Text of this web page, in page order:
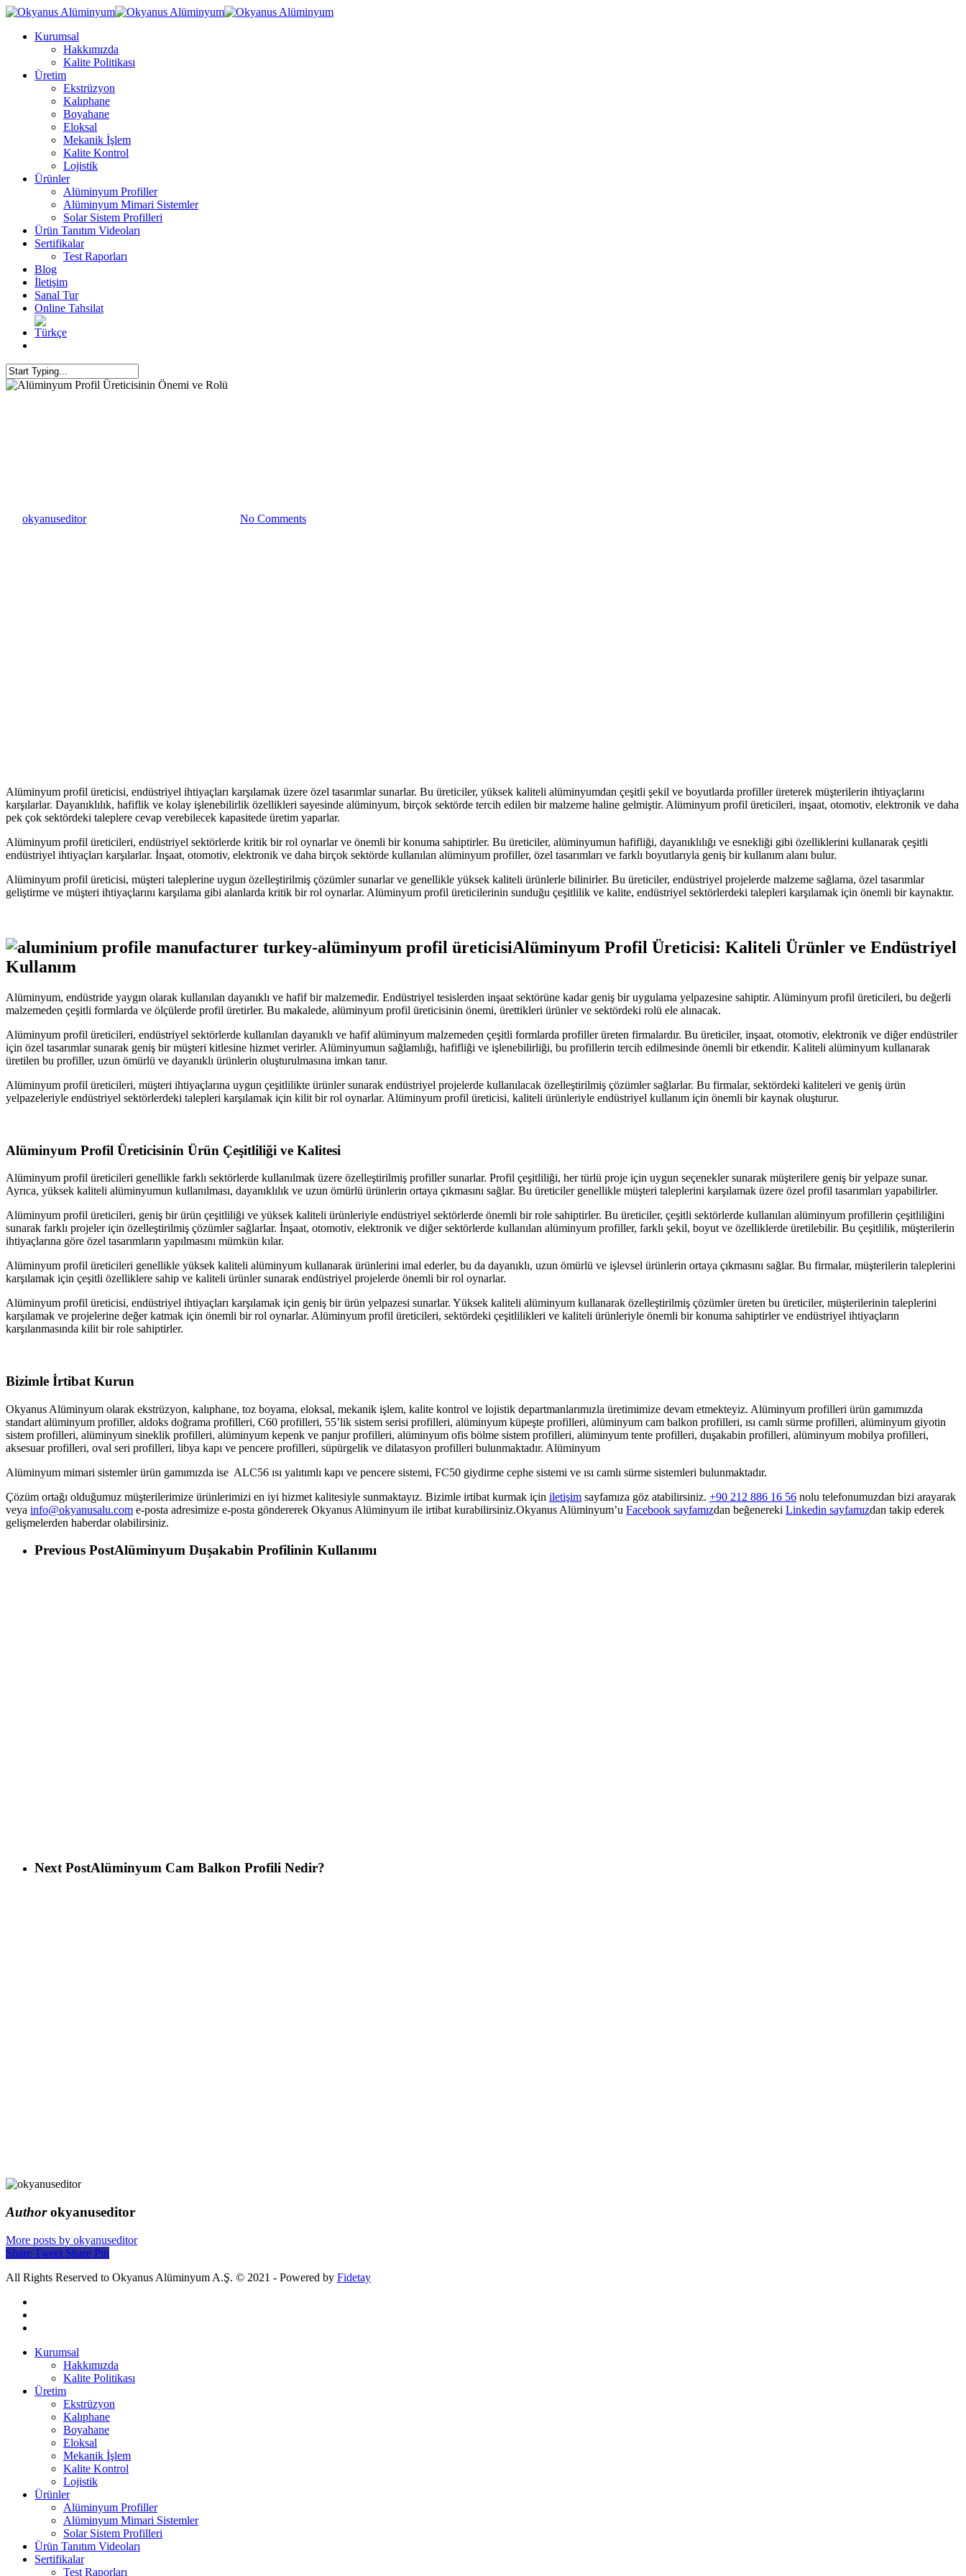
Kurumsal
Hakkımızda
Kalite Politikası
Üretim
Ekstrüzyon
Kalıphane
Boyahane
Eloksal
Mekanik İşlem
Kalite Kontrol
Lojistik
Ürünler
Alüminyum Profiller
Alüminyum Mimari Sistemler
Solar Sistem Profilleri
Ürün Tanıtım Videoları
Sertifikalar
Test Raporları
Blog
İletişim
Sanal Tur
Online Tahsilat
okyanuseditor4 Aralık 2023 No Comments
Alüminyum profil üreticisi, endüstriyel ihtiyaçları karşılamak üzere özel tasarımlar sunarlar. Bu üreticiler, yüksek kaliteli alüminyumdan çeşitli şekil ve boyutlarda profiller üreterek müşterilerin ihtiyaçlarını
karşılarlar. Dayanıklılık, hafiflik ve kolay işlenebilirlik özellikleri sayesinde alüminyum, birçok sektörde tercih edilen bir malzeme haline gelmiştir. Alüminyum profil üreticileri, inşaat, otomotiv, elektronik ve daha
pek çok sektördeki taleplere cevap verebilecek kapasitede üretim yaparlar.
Alüminyum profil üreticileri, endüstriyel sektörlerde kritik bir rol oynarlar ve önemli bir konuma sahiptirler. Bu üreticiler, alüminyumun hafifliği, dayanıklılığı ve esnekliği gibi özelliklerini kullanarak çeşitli
endüstriyel ihtiyaçları karşılarlar. İnşaat, otomotiv, elektronik ve daha birçok sektörde kullanılan alüminyum profiller, özel tasarımları ve farklı boyutlarıyla geniş bir kullanım alanı bulur.
Alüminyum profil üreticisi, müşteri taleplerine uygun özelleştirilmiş çözümler sunarlar ve genellikle yüksek kaliteli ürünlerle bilinirler. Bu üreticiler, endüstriyel projelerde malzeme sağlama, özel tasarımlar
geliştirme ve müşteri ihtiyaçlarını karşılama gibi alanlarda kritik bir rol oynarlar. Alüminyum profil üreticilerinin sunduğu çeşitlilik ve kalite, endüstriyel sektörlerdeki talepleri karşılamak için önemli bir kaynaktır.
Alüminyum Profil Üreticisi: Kaliteli Ürünler ve Endüstriyel
Kullanım
Alüminyum, endüstride yaygın olarak kullanılan dayanıklı ve hafif bir malzemedir. Endüstriyel tesislerden inşaat sektörüne kadar geniş bir uygulama yelpazesine sahiptir. Alüminyum profil üreticileri, bu değerli
malzemeden çeşitli formlarda ve ölçülerde profil üretirler. Bu makalede, alüminyum profil üreticisinin önemi, ürettikleri ürünler ve sektördeki rolü ele alınacak.
Alüminyum profil üreticileri, endüstriyel sektörlerde kullanılan dayanıklı ve hafif alüminyum malzemeden çeşitli formlarda profiller üreten firmalardır. Bu üreticiler, inşaat, otomotiv, elektronik ve diğer endüstriler
için özel tasarımlar sunarak geniş bir müşteri kitlesine hizmet verirler. Alüminyumun sağlamlığı, hafifliği ve işlenebilirliği, bu profillerin tercih edilmesinde önemli bir etkendir. Kaliteli alüminyum kullanarak
üretilen bu profiller, uzun ömürlü ve dayanıklı ürünlerin oluşturulmasına imkan tanır.
Alüminyum profil üreticileri, müşteri ihtiyaçlarına uygun çeşitlilikte ürünler sunarak endüstriyel projelerde kullanılacak özelleştirilmiş çözümler sağlarlar. Bu firmalar, sektördeki kaliteleri ve geniş ürün
yelpazeleriyle endüstriyel sektörlerdeki talepleri karşılamak için kilit bir rol oynarlar. Alüminyum profil üreticisi, kaliteli ürünleriyle endüstriyel kullanım için önemli bir kaynak oluşturur.
Alüminyum Profil Üreticisinin Ürün Çeşitliliği ve Kalitesi
Alüminyum profil üreticileri genellikle farklı sektörlerde kullanılmak üzere özelleştirilmiş profiller sunarlar. Profil çeşitliliği, her türlü proje için uygun seçenekler sunarak müşterilere geniş bir yelpaze sunar.
Ayrıca, yüksek kaliteli alüminyumun kullanılması, dayanıklılık ve uzun ömürlü ürünlerin ortaya çıkmasını sağlar. Bu üreticiler genellikle müşteri taleplerini karşılamak üzere özel profil tasarımları yapabilirler.
Alüminyum profil üreticileri, geniş bir ürün çeşitliliği ve yüksek kaliteli ürünleriyle endüstriyel sektörlerde önemli bir role sahiptirler. Bu üreticiler, çeşitli sektörlerde kullanılan alüminyum profillerin çeşitliliğini
sunarak farklı projeler için özelleştirilmiş çözümler sağlarlar. İnşaat, otomotiv, elektronik ve diğer sektörlerde kullanılan alüminyum profiller, farklı şekil, boyut ve özelliklerde üretilebilir. Bu çeşitlilik, müşterilerin
ihtiyaçlarına göre özel tasarımların yapılmasını mümkün kılar.
Alüminyum profil üreticileri genellikle yüksek kaliteli alüminyum kullanarak ürünlerini imal ederler, bu da dayanıklı, uzun ömürlü ve işlevsel ürünlerin ortaya çıkmasını sağlar. Bu firmalar, müşterilerin taleplerini
karşılamak için çeşitli özelliklere sahip ve kaliteli ürünler sunarak endüstriyel projelerde önemli bir rol oynarlar.
Alüminyum profil üreticisi, endüstriyel ihtiyaçları karşılamak için geniş bir ürün yelpazesi sunarlar. Yüksek kaliteli alüminyum kullanarak özelleştirilmiş çözümler üreten bu üreticiler, müşterilerinin taleplerini
karşılamak ve projelerine değer katmak için önemli bir rol oynarlar. Alüminyum profil üreticileri, sektördeki çeşitlilikleri ve kaliteli ürünleriyle önemli bir konuma sahiptirler ve endüstriyel ihtiyaçların
karşılanmasında kilit bir role sahiptirler.
Bizimle İrtibat Kurun
Okyanus Alüminyum olarak ekstrüzyon, kalıphane, toz boyama, eloksal, mekanik işlem, kalite kontrol ve lojistik departmanlarımızla üretimimize devam etmekteyiz. Alüminyum profilleri ürün gamımızda
standart alüminyum profiller, aldoks doğrama profilleri, C60 profilleri, 55’lik sistem serisi profilleri, alüminyum küpeşte profilleri, alüminyum cam balkon profilleri, ısı camlı sürme profilleri, alüminyum giyotin
sistem profilleri, alüminyum sineklik profilleri, alüminyum kepenk ve panjur profilleri, alüminyum ofis bölme sistem profilleri, alüminyum tente profilleri, duşakabin profilleri, alüminyum mobilya profilleri,
aksesuar profilleri, oval seri profilleri, libya kapı ve pencere profilleri, süpürgelik ve dilatasyon profilleri bulunmaktadır. Alüminyum
Alüminyum mimari sistemler ürün gamımızda ise ALC56 ısı yalıtımlı kapı ve pencere sistemi, FC50 giydirme cephe sistemi ve ısı camlı sürme sistemleri bulunmaktadır.
Çözüm ortağı olduğumuz müşterilerimize ürünlerimizi en iyi hizmet kalitesiyle sunmaktayız. Bizimle irtibat kurmak için iletişim sayfamıza göz atabilirsiniz. +90 212 886 16 56 nolu telefonumuzdan bizi arayarak
veya info@okyanusalu.com e-posta adresimize e-posta göndererek Okyanus Alüminyum ile irtibat kurabilirsiniz.Okyanus Alüminyum’u Facebook sayfamızdan beğenereki Linkedin sayfamızdan takip ederek
gelişmelerden haberdar olabilirsiniz.
Previous PostAlüminyum Duşakabin Profilinin Kullanımı
Next PostAlüminyum Cam Balkon Profili Nedir?
Authorokyanuseditor
More posts by okyanuseditor
Share Tweet Share Pin
All Rights Reserved to Okyanus Alüminyum A.Ş. © 2021 - Powered by Fidetay
Kurumsal
Hakkımızda
Kalite Politikası
Üretim
Ekstrüzyon
Kalıphane
Boyahane
Eloksal
Mekanik İşlem
Kalite Kontrol
Lojistik
Ürünler
Alüminyum Profiller
Alüminyum Mimari Sistemler
Solar Sistem Profilleri
Ürün Tanıtım Videoları
Sertifikalar
Test Raporları